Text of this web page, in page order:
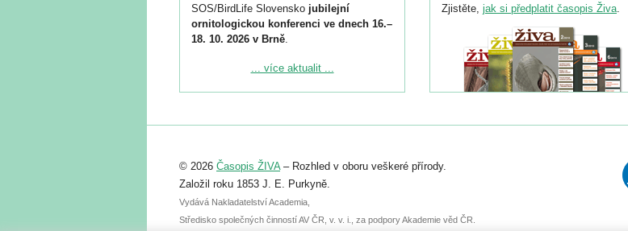
SOS/BirdLife Slovensko jubilejní
ornitologickou konferenci ve dnech 16.–
18. 10. 2026 v Brně.
Podrobnější informace ke konferenci
Registrovat se můžete do 6. září.
abstraktu přihlášené přednášky nebo
posteru je už 30. června.
... více aktualit ...
Zjistěte, jak si předplatit časopis Živa.
© 2026 Časopis ŽIVA– Rozhled v oboru veškeré přírody.
Založil roku 1853 J. E. Purkyně.
Vydává Nakladatelství Academia,
Středisko společných činností AV ČR, v. v. i., za podpory Akademie věd ČR.